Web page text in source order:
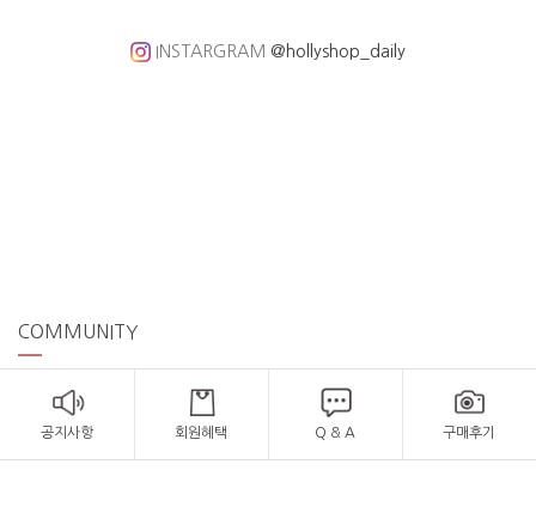
INSTARGRAM @hollyshop_daily
COMMUNITY
공지사항 회원혜택 Q & A 구매후기